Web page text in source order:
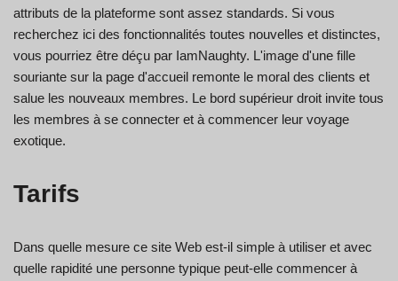
attributs de la plateforme sont assez standards. Si vous
recherchez ici des fonctionnalités toutes nouvelles et distinctes,
vous pourriez être déçu par IamNaughty. L'image d'une fille
souriante sur la page d'accueil remonte le moral des clients et
salue les nouveaux membres. Le bord supérieur droit invite tous
les membres à se connecter et à commencer leur voyage
exotique.
Tarifs
Dans quelle mesure ce site Web est-il simple à utiliser et avec
quelle rapidité une personne typique peut-elle commencer à